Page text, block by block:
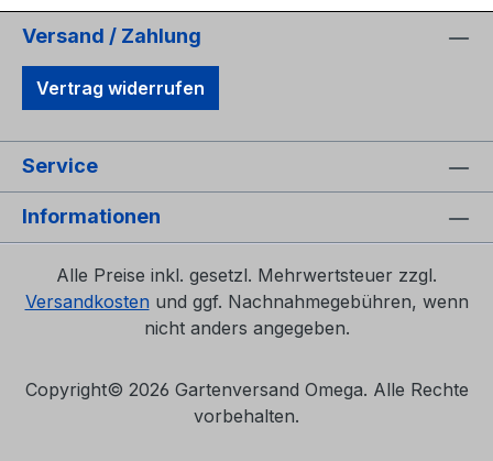
Versand / Zahlung
Vertrag widerrufen
Service
Informationen
Alle Preise inkl. gesetzl. Mehrwertsteuer zzgl.
Versandkosten und ggf. Nachnahmegebühren, wenn
nicht anders angegeben.
Copyright© 2026 Gartenversand Omega. Alle Rechte
vorbehalten.